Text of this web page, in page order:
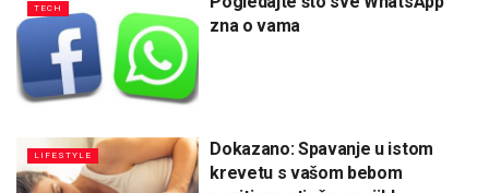
TECH
zna o vama
LIFESTYLE
Dokazano: Spavanje u istom
krevetu s vašom bebom